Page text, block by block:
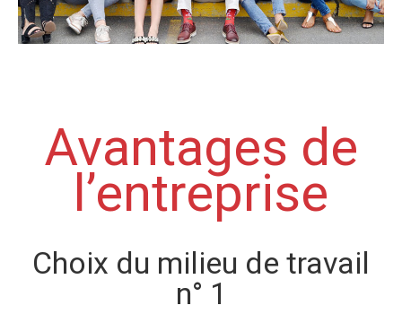
Avantages de
l’entreprise
Choix du milieu de travail
n° 1